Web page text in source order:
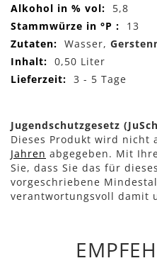
5,8
13
Wasser,
0,50 Liter
3 - 5 Tage
Jugendschutzgesetz
Dieses Produkt wird nicht
Jahren abgegeben. Mit
Sie, dass Sie das für
vorgeschriebene
verantwortungsvoll damit